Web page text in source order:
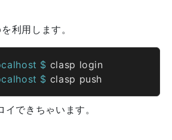
利用します。
$
$
できちゃいます。